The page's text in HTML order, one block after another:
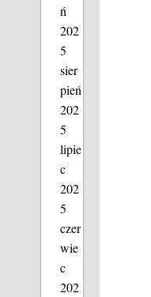
ń
202
5
sier
pień
202
5
lipie
c
202
5
czer
wie
c
202